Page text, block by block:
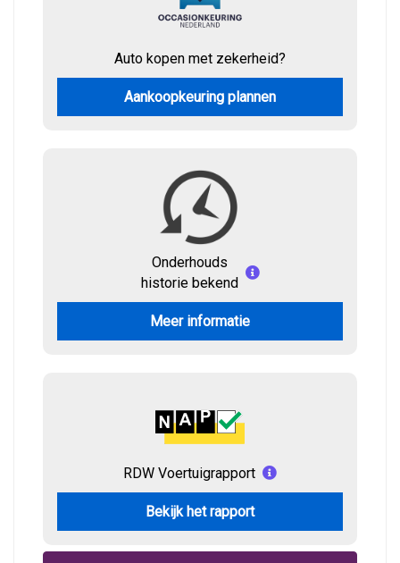
Auto kopen met zekerheid?
Aankoopkeuring plannen
Onderhouds
historie bekend
Meer informatie
RDW Voertuigrapport
Bekijk het rapport